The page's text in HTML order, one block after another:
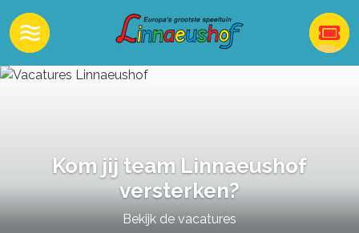
Kom jij team Linnaeushof
versterken?
Bekijk de vacatures